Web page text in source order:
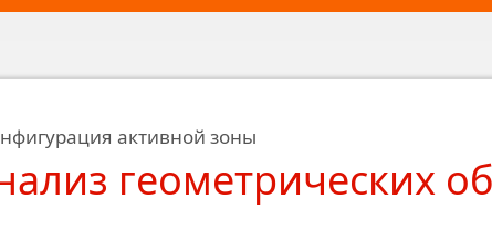
активной зоны
геометрических